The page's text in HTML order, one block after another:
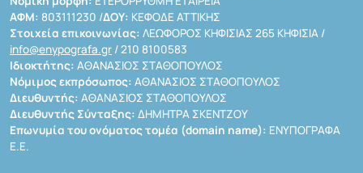
ΑΦΜ: 803111230 /ΔΟΥ: ΚΕΦΟΔΕ ΑΤΤΙΚΗΣ
Στοιχεία επικοινωνίας: ΛΕΩΦΟΡΟΣ ΚΗΦΙΣΙΑΣ 265 ΚΗΦΙΣΙΑ /
info@enypografa.gr / 210 8100583
Ιδιοκτήτης: ΑΘΑΝΑΣΙΟΣ ΣΤΑΘΟΠΟΥΛΟΣ
Νόμιμος εκπρόσωπος: ΑΘΑΝΑΣΙΟΣ ΣΤΑΘΟΠΟΥΛΟΣ
Διευθυντής: ΑΘΑΝΑΣΙΟΣ ΣΤΑΘΟΠΟΥΛΟΣ
Διευθυντής Σύνταξης: ΔΗΜΗΤΡΑ ΣΚΕΝΤΖΟΥ
Επωνυμία του ονόματος τομέα (domain name): ΕΝΥΠΟΓΡΑΦΑ
Ε.Ε.